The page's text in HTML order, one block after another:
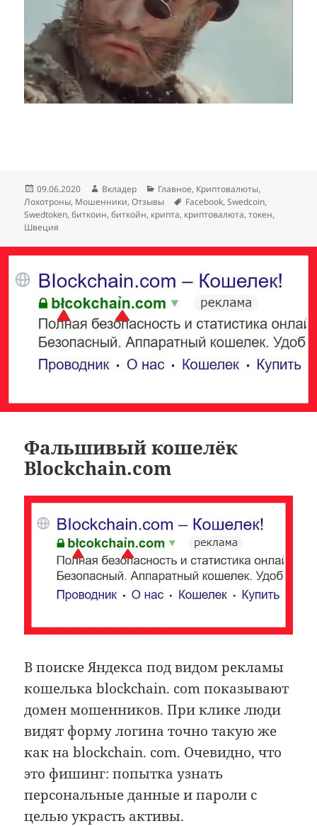
Опубликовано
09.06.2020 Автор
Вкладер Рубрики
Главное, Криптовалюты,
Лохотроны, Мошенники,Отзывы Метки
Facebook,Swedcoin,
Swedtoken,биткоин,биткойн, крипта, криптовалюта,токен,
Швеция
Фальшивый кошелёк
Blockchain.com
​​В поиске Яндекса под видом рекламы
кошелька blockchain. com показывают
домен мошенников. При клике люди
видят форму логина точно такую же
как на blockchain. com. Очевидно, что
это фишинг: попытка узнать
персональные данные и пароли с
целью украсть активы.